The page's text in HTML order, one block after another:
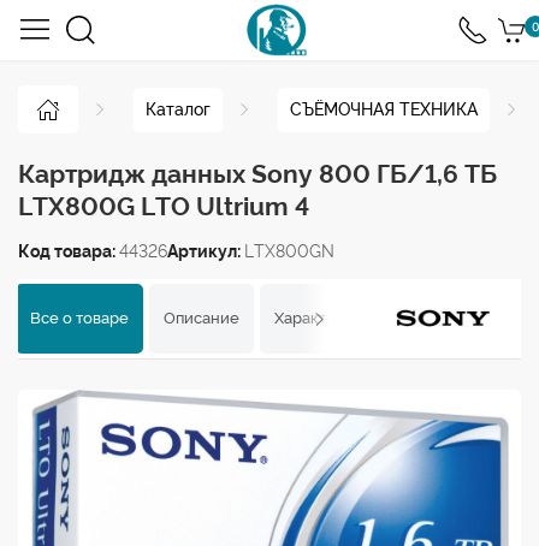
0
Каталог СЪЁМОЧНАЯ ТЕХНИКА
Картридж данных Sony 800 ГБ/1,6 ТБ
LTX800G LTO Ultrium 4
Код товара:44326Артикул: LTX800GN
Все о товаре Описание Характеристики Отзывы